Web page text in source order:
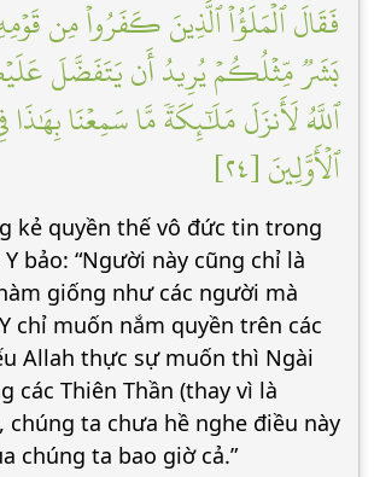
فَقَالَ ٱلۡمَلَؤُاْ ٱلَّذِينَ كَفَرُواْ مِن
بَشَرٞ مِّثۡلُكُمۡ يُرِيدُ أَن يَتَفَضَّلَ
ٱللَّهُ لَأَنزَلَ مَلَٰٓئِكَةٗ مَّا سَمِعۡنَا بِهَٰذَا
ٱلۡأَوَّلِينَ [٢٤]
kẻ quyền thế vô đức tin trong
bảo: “Người này cũng chỉ là
giống như các người mà
chỉ muốn nắm quyền trên các
Allah thực sự muốn thì Ngài
các Thiên Thần (thay vì là
chúng ta chưa hề nghe điều này
chúng ta bao giờ cả.”